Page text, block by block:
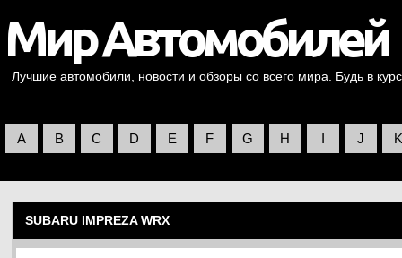
Лучшие автомобили, новости и обзоры со всего мира. Будь в
A B C D E F G H I J K
SUBARU IMPREZA WRX